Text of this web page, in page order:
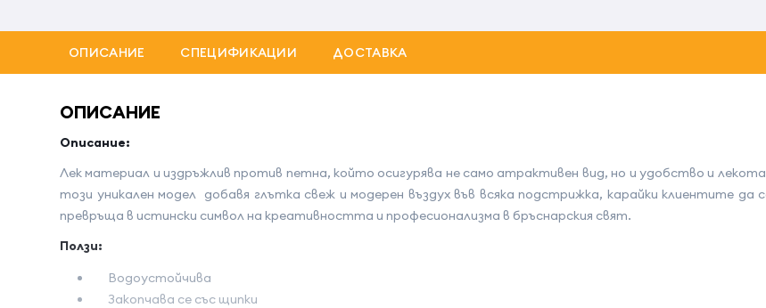
ОПИСАНИЕ СПЕЦИФИКАЦИИ ДОСТАВКА
ОПИСАНИЕ
Описание:
Лек материал и издръжлив против петна, който осигурява не само атрактивен вид, но и удобство и
този уникален модел добавя глътка свеж и модерен въздух във всяка подстрижка, карайки клиентите
превръща в истински символ на креативността и професионализма в бръснарския свят.
Ползи:
Водоустойчива
Закопчава се със щипки